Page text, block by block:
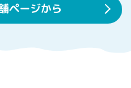
ページから